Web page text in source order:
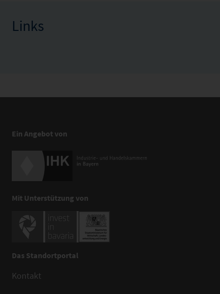
Links
Ein Angebot von
Mit Unterstützung von
Das Standortportal
Kontakt